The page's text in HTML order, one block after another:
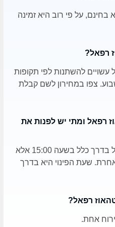
פינת ליטוף וגן חי לילדים,
בחינם, על פי רוב היא זמינה
רפאל?
עשויים להשתנות לפי תקופות
צפו במחירון לשם קבלת
רפאל ומתי יש לפנות את
אפשר להגיע ל- פנטהאוז רפאל בדרך כלל בשעה 15:00 אלא
שעת הפינוי היא בדרך
רפאל?
אחת.